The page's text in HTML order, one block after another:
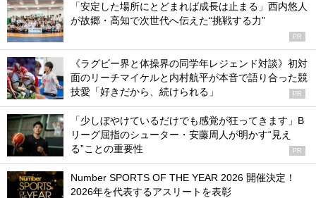
「安定した場所にとどまれば成長は止まる」西内悠人
が故郷・高知で次世代へ伝えた“挑戦する力”
PR
《ラグビー界と体操界の同学年レジェンド対談》初対
面のリーチマイケルと内村航平が本音で語り合った競
技愛「好きだから、続けられる」
PR
「少しぼやけているだけでも感覚が狂ってきます」B
リーグ屈指のシューター・安藤周人が明かす“見え
る”ことの重要性
PR
Number SPORTS OF THE YEAR 2026 開催決定！
2026年を代表するアスリートを表彰